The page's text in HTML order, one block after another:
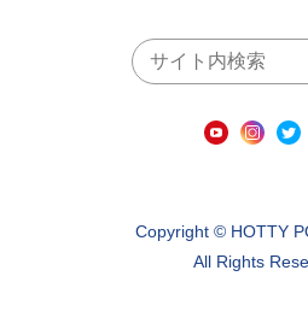
Copyright ©️ HOTTY
All Rights